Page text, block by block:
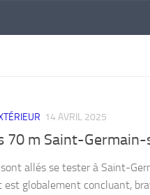
14 AVRIL 2025
70 m Saint-
allés se tester à Saint-
est globalement concluant,